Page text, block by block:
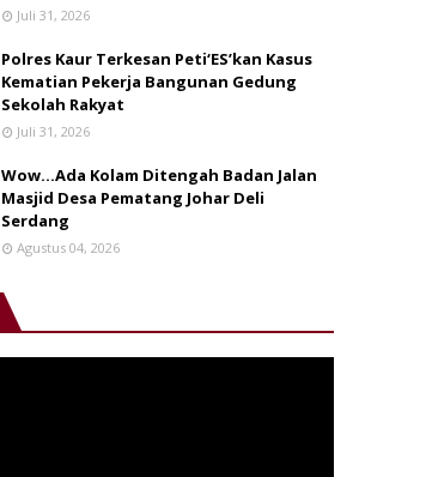
Juli 31, 2026
Polres Kaur Terkesan Peti‘ES’kan Kasus
Kematian Pekerja Bangunan Gedung
Sekolah Rakyat
Juli 31, 2026
Wow...Ada Kolam Ditengah Badan Jalan
Masjid Desa Pematang Johar Deli
Serdang
Agustus 04, 2026